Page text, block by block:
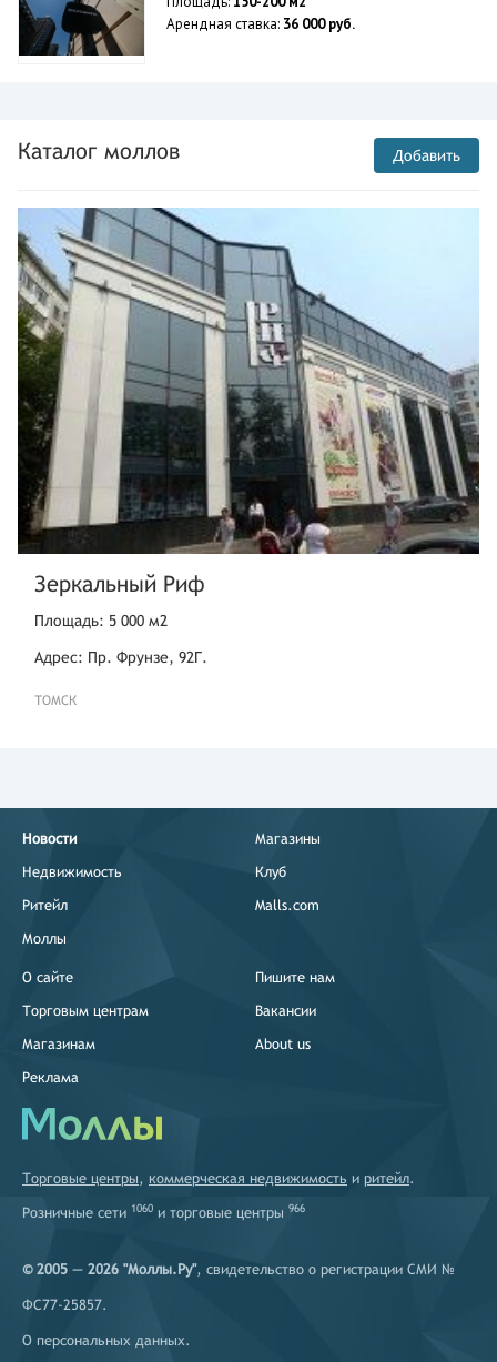
Арендная ставка: 36 000 руб.
Каталог моллов Добавить
Зеркальный Риф
Площадь: 5 000 м2
Адрес: Пр. Фрунзе, 92Г.
ТОМСК
Новости
Недвижимость
Ритейл
Моллы
Магазины
Клуб
Malls.com
О сайте
Торговым центрам
Магазинам
Реклама
Пишите нам
Вакансии
About us
Торговые центры, коммерческая недвижимость и ритейл.
Розничные сети 1060 и торговые центры 966
© 2005 — 2026 "Моллы.Ру", свидетельство о регистрации СМИ №
ФС77-25857.
О персональных данных.